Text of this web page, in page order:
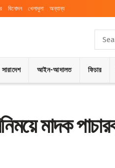
বিনোদন খেলাধুলা অন্যান্য
সারাদেশ আইন-আদালত ফিচার
মাদক